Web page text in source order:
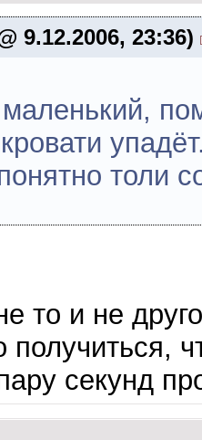
9.12.2006, 23:36)
толи
то и не
получиться,
секунд